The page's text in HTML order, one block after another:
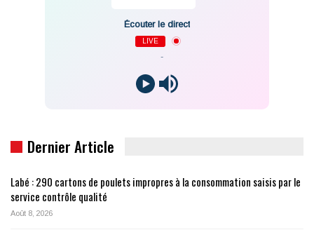
Écouter le direct
LIVE
Dernier Article
Labé : 290 cartons de poulets impropres à la consommation saisis par le
service contrôle qualité
Août 8, 2026